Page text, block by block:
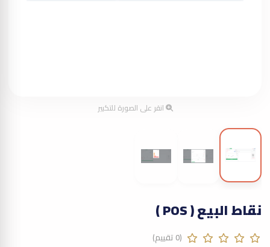
انقر على الصورة للتكبير
نقاط البيع ( POS )
(0 تقييم)